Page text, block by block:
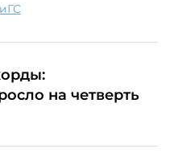
на четверть